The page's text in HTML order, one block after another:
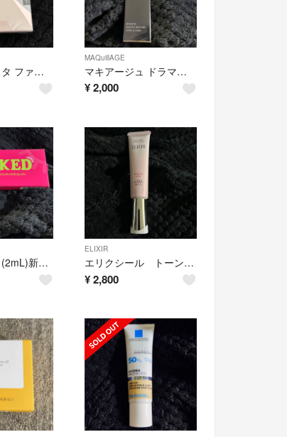
プリマヴィスタ ファンデ オークル03(9g)
MAQuillAGE
マキアージュ ドラマティックエッセンスマスカラ ロング＆カール BK990(7g)
¥2,000
エマーキット(2mL)新品未開封
ELIXIR
エリクシール トーンアップ ピンク 未使用！
¥2,800